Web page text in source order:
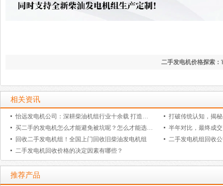
二手发电机价格探索
相关资讯
怡远发电机公司：深耕柴油机组行业十余载 打造全链条一站式电力解决方案
买二手的发电机怎么才能避免被坑呢？怎么才能选到质量好的柴油发电机组呢？
回收二手发电机组！全国上门回收旧柴油发电机组
二手发电机回收价格的决定因素有哪些？
推荐产品